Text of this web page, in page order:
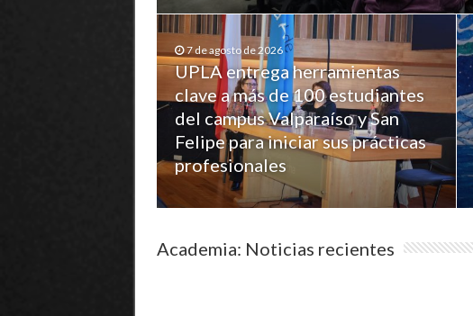
7 de agosto de 2026
UPLA entrega herramientas
clave a más de 100 estudiantes
del campus Valparaíso y San
Felipe para iniciar sus prácticas
profesionales
Academia: Noticias recientes